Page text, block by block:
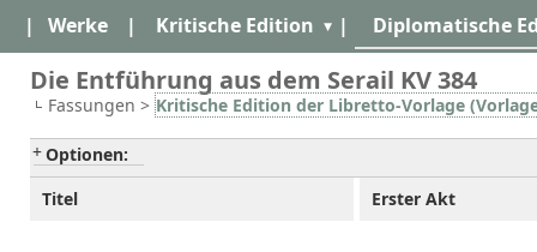
| Werke | Kritische Edition | Diplomatische
Die Entführung aus dem Serail KV 384
Fassungen > Kritische Edition der Libretto-Vorlage
Optionen:
Titel
Erster Akt